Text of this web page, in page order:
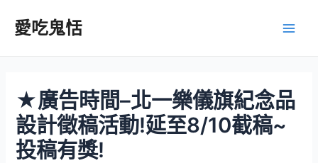
愛吃鬼恬
★廣告時間–北一樂儀旗紀念品
設計徵稿活動!延至8/10截稿~
投稿有獎!